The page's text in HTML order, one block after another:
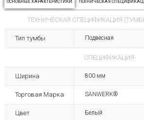
ОСНОВНЫЕ ХАРАКТЕРИСТИКИ ТЕХНИЧЕСКАЯ
ТЕХНИЧЕСКАЯ СПЕЦИФИКАЦИЯ
Тип тумбы Подвесная
СПЕЦИФИКАЦИЯ
Ширина 800 мм
Торговая Марка SANWERK®
Цвет Белый